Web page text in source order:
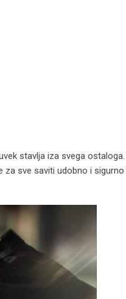
stavlja iza svega
sve saviti udobno i sigurno